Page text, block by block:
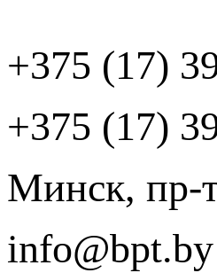
+375 (17)
+375 (17)
Минск, пр-
info@bpt.by